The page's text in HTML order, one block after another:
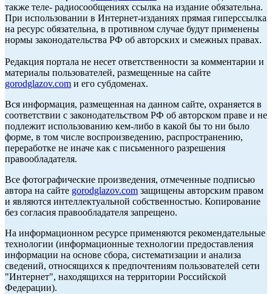
также теле- радиосообщениях ссылка на издание обязательна.
При использовании в Интернет-изданиях прямая гиперссылка
на ресурс обязательна, в противном случае будут применены
нормы законодательства РФ об авторских и смежных правах.
Редакция портала не несет ответственности за комментарии и
материалы пользователей, размещенные на сайте
gorodglazov.com и его субдоменах.
Вся информация, размещенная на данном сайте, охраняется в
соответствии с законодательством РФ об авторском праве и не
подлежит использованию кем-либо в какой бы то ни было
форме, в том числе воспроизведению, распространению,
переработке не иначе как с письменного разрешения
правообладателя.
Все фотографические произведения, отмеченные подписью
автора на сайте gorodglazov.com защищены авторским правом
и являются интеллектуальной собственностью. Копирование
без согласия правообладателя запрещено.
На информационном ресурсе применяются рекомендательные
технологии (информационные технологии предоставления
информации на основе сбора, систематизации и анализа
сведений, относящихся к предпочтениям пользователей сети
"Интернет", находящихся на территории Российской
Федерации).